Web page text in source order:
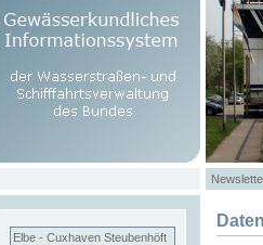
Elbe - Cuxhaven Steubenhöft